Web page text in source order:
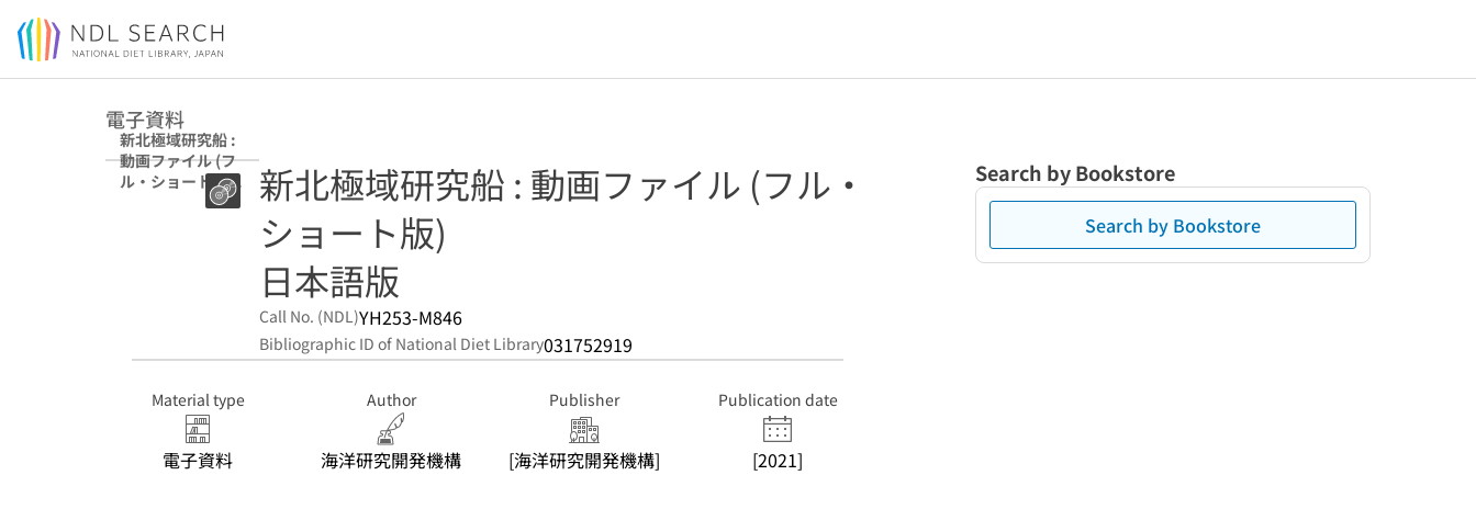
Jump to main content
電子資料
新北極域研究船 :
動画ファイル (フ
ル・ショート版)
新北極域研究船 : 動画ファイル (フル・
ショート版)
日本語版
Call No. (NDL)YH253-M846
Bibliographic ID of National Diet Library031752919
Material type
電子資料
Author
海洋研究開発機構
Publisher
[海洋研究開発機構]
Publication date
[2021]
Search by Bookstore
Search by Bookstore